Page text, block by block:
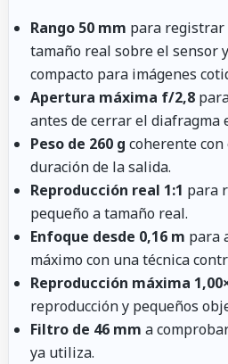
Rango 50 mm para registrar
tamaño real sobre el sensor
compacto para imágenes
Apertura máxima f/2,8
antes de cerrar el diafragma
Peso de 260 g coherente
duración de la salida.
Reproducción real 1:1 para
pequeño a tamaño real.
Enfoque desde 0,16 m para
máximo con una técnica
Reproducción máxima
reproducción y pequeños
Filtro de 46 mm a
ya utiliza.